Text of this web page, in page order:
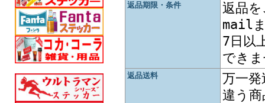
返品期限・条件
返品
mail
7日以
でき
返品送料
万一
違う